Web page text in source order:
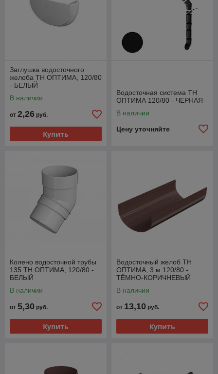
Заглушка водосточного
желоба ТН ОПТИМА, 120/80
- БЕЛЫЙ
В наличии
от 2,26 руб.
Купить
Водосточная система ТН
ОПТИМА 120/80 - ЧЕРНАЯ
В наличии
Цену уточняйте
Колено водосточной трубы
135 ТН ОПТИМА, 120/80 -
БЕЛЫЙ
В наличии
от 5,30 руб.
Купить
Водосточный желоб ТН
ОПТИМА, 3 м 120/80 -
ТЁМНО-КОРИЧНЕВЫЙ
В наличии
от 13,10 руб.
Купить